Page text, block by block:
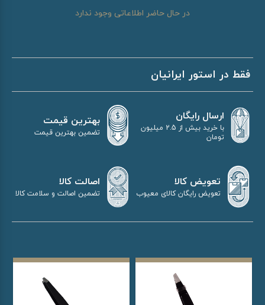
در حال حاضر اطلاعاتی وجود ندارد
فقط در استور ایرانیان
ارسال رایگان
با خرید بیش از 2.5 میلیون
تومان
بهترین قیمت
تضمین بهترین قیمت
تعویض کالا
تعویض رایگان کالای معیوب
اصالت کالا
تضمین اصالت و سلامت کالا